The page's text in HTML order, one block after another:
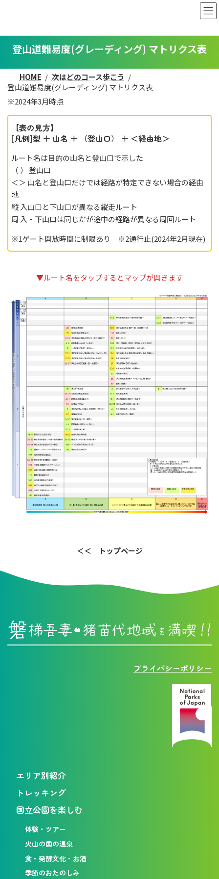
ン
ツ
ス
キ
ッ
ー
シ
ン
に
移
登山道難易度(グレーディング) マトリクス表
HOME
次はどのコース歩こう
登山道難易度(グレーディング) マトリクス表
※2024年3月時点
【表の見方】
[凡例]型 ＋ 山名 ＋ （登山口） ＋ ＜経由地＞
ルート名は目的の山名と登山口で示した
（ ） 登山口
＜＞ 山名と登山口だけでは経路が特定できない場合の経由
地
縦 入山口と下山口が異なる縦走ルート
周 入・下山口は同じだが途中の経路が異なる周回ルート
※1ゲート開放時間に制限あり ※2通行止(2024年2月現在)
▼ルート名をタップするとマップが開きます
＜＜ トップページ
エリア別紹介
トレッキング
国立公園を楽しむ
体験・ツアー
火山の国の温泉
食・発酵文化・お酒
季節のおたのしみ
プライバシーポリシー